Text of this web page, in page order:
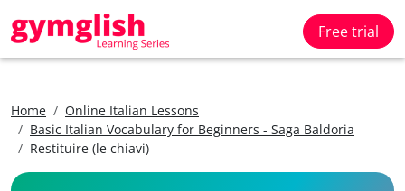
Free trial
Home
Online Italian Lessons
Basic Italian Vocabulary for Beginners - Saga Baldoria
Restituire (le chiavi)